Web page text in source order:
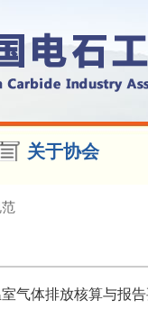
关于协会
气体排放核算与报